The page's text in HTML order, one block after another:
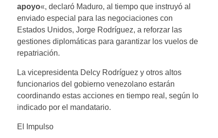
apoyo«, declaró Maduro, al tiempo que instruyó al
enviado especial para las negociaciones con
Estados Unidos, Jorge Rodríguez, a reforzar las
gestiones diplomáticas para garantizar los vuelos de
repatriación.
La vicepresidenta Delcy Rodríguez y otros altos
funcionarios del gobierno venezolano estarán
coordinando estas acciones en tiempo real, según lo
indicado por el mandatario.
El Impulso